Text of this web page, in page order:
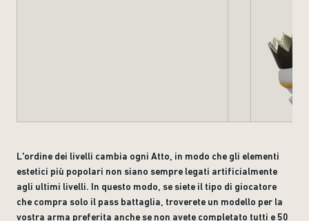
L'ordine dei livelli cambia ogni Atto, in modo che gli elementi
estetici più popolari non siano sempre legati artificialmente
agli ultimi livelli. In questo modo, se siete il tipo di giocatore
che compra solo il pass battaglia, troverete un modello per la
vostra arma preferita anche se non avete completato tutti e 50